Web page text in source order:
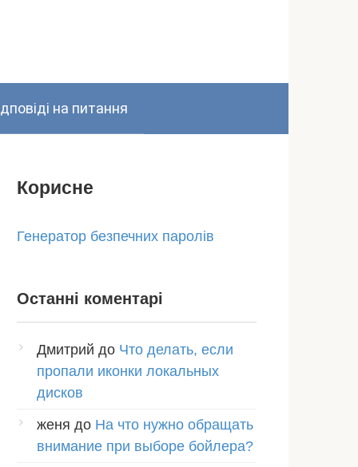
на питання
Корисне
Генератор безпечних паролів
Останні коментарі
Дмитрий до Что делать, если
пропали иконки локальных
дисков
женя до На что нужно обращать
внимание при выборе бойлера?